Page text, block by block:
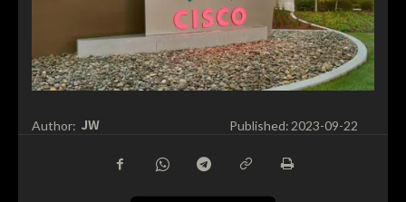
Author: JW Published: 2023-09-22